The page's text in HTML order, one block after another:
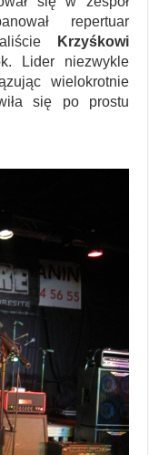
repertuar
Krzyśkowi
Lider niezwykle
wielokrotnie
się po prostu